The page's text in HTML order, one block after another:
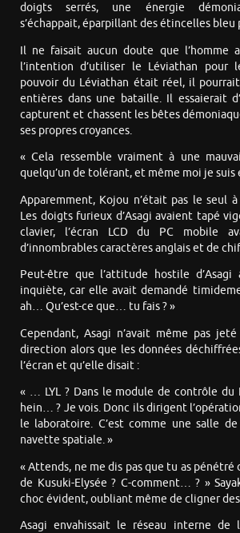
doigts serrés, une énergie
s’échappait, éparpillant des étincelles bleu
Il ne faisait aucun doute que l’homme
l’intention d’utiliser le Léviathan pour
pouvoir du Léviathan était réel, il
entières dans une bataille. Il essaierait
capturent et chassent les bêtes
ses propres croyances.
« Cela ressemble vraiment à une
quelqu’un de tolérant, et même moi je suis
Apparemment, Kojou n’était pas le seul
Les doigts furieux d’Asagi avaient tapé
clavier, l’écran LCD du PC mobile
d’innombrables caractères anglais et de
Peut-être que l’attitude hostile d’Asagi
inquiète, car elle avait demandé
ah… Qu’est-ce que… tu fais ? »
Cependant, Asagi n’avait même pas
direction alors que les données
l’écran et qu’elle disait :
« … LYL ? Dans le module de contrôle
hein… ? Je vois. Donc ils dirigent
le laboratoire. C’est comme une salle
navette spatiale. »
« Attends, ne me dis pas que tu as pénétré
de Kusuki-Elysée ? C-comment… ? »
choc évident, oubliant même de cligner
Asagi envahissait le réseau interne de